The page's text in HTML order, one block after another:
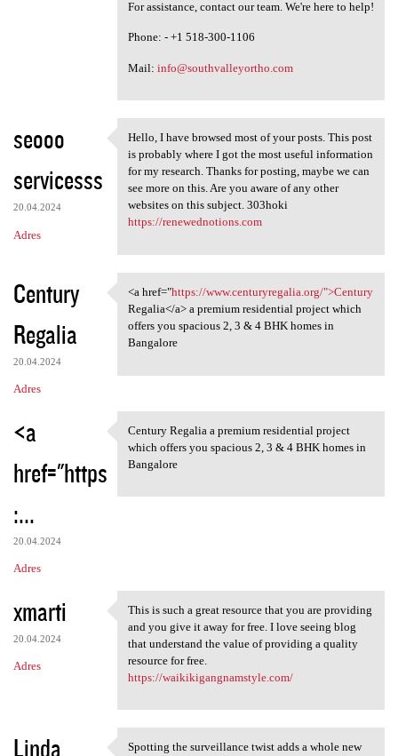
For assistance, contact our team. We're here to help!
Phone: - +1 518-300-1106
Mail: info@southvalleyortho.com
seooo
servicesss
20.04.2024
Adres
Hello, I have browsed most of
Hello, I have browsed most of your posts. This post
is probably where I got the most useful information
for my research. Thanks for posting, maybe we can
see more on this. Are you aware of any other
websites on this subject. 303hoki
https://renewednotions.com
Century
Regalia
20.04.2024
Adres
<a href="https://www
<a href="https://www.centuryregalia.org/">Century
Regalia</a> a premium residential project which
offers you spacious 2, 3 & 4 BHK homes in
Bangalore
<a
href="https
:...
20.04.2024
Adres
Century Regalia a premium
Century Regalia a premium residential project
which offers you spacious 2, 3 & 4 BHK homes in
Bangalore
xmarti
20.04.2024
Adres
This is such a great resource
This is such a great resource that you are providing
and you give it away for free. I love seeing blog
that understand the value of providing a quality
resource for free.
https://waikikigangnamstyle.com/
Linda
Spotting the surveillance twist adds a whole new